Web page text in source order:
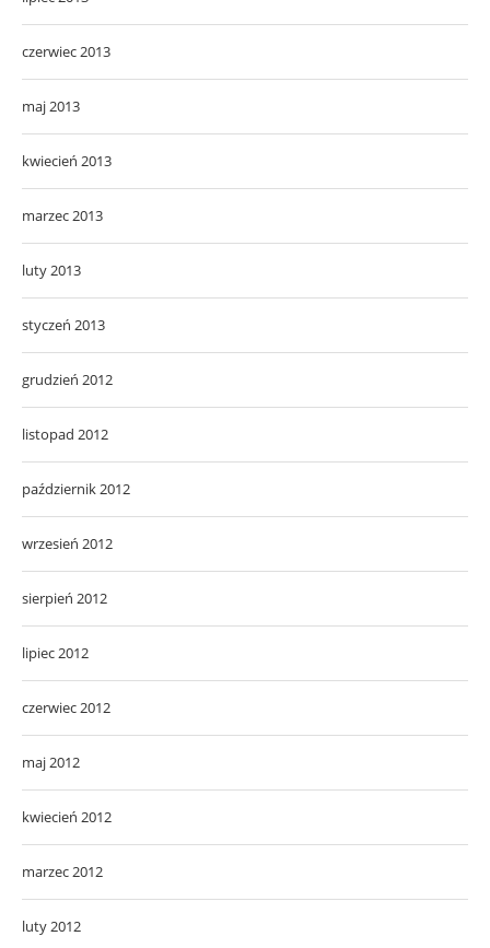
czerwiec 2013
maj 2013
kwiecień 2013
marzec 2013
luty 2013
styczeń 2013
grudzień 2012
listopad 2012
październik 2012
wrzesień 2012
sierpień 2012
lipiec 2012
czerwiec 2012
maj 2012
kwiecień 2012
marzec 2012
luty 2012